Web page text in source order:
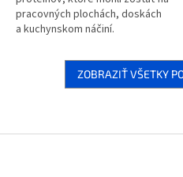
pracovných plochách, doskách
a kuchynskom náčiní.
poukazuje na nedostatočné
ZOBRAZIŤ VŠETKY